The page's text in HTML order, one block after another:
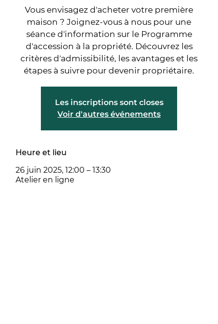
Vous envisagez d'acheter votre première
maison ? Joignez-vous à nous pour une
séance d'information sur le Programme
d'accession à la propriété. Découvrez les
critères d'admissibilité, les avantages et les
étapes à suivre pour devenir propriétaire.
Les inscriptions sont closes
Voir d'autres événements
Heure et lieu
26 juin 2025, 12:00 – 13:30
Atelier en ligne